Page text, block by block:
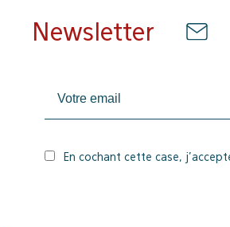
Newsletter
En cochant cette case,